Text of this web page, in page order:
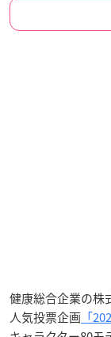
健康総合企業の株
人気投票企画 「